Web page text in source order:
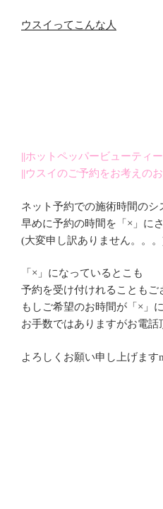
ウスイってこんな人
||ホットペッパービューティ
||ウスイのご予約をお考えの
ネット予約での施術時間のシ
早めに予約の時間を「×」に
(大変申し訳ありません。。
「×」になっているとこも
予約を受け付けれることもご
もしご希望のお時間が「×」
お手数ではありますがお電話
よろしくお願い申し上げます